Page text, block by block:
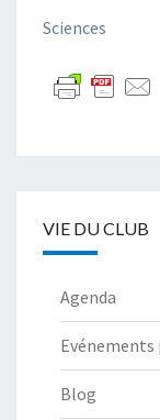
Sciences
VIE DU CLUB
Agenda
Evénements
Blog